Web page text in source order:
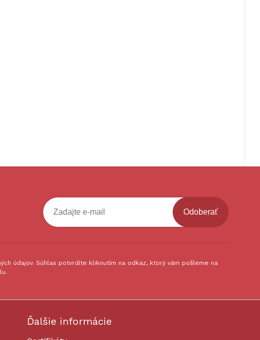
Odoberať
údajov. Súhlas potvrdíte kliknutím na odkaz, ktorý vám pošleme na
Ďalšie informácie